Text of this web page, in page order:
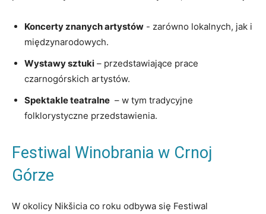
Koncerty znanych artystów -⁣ zarówno lokalnych, jak i
międzynarodowych.
Wystawy sztuki – ⁣przedstawiające​ prace‌
czarnogórskich artystów.
Spektakle teatralne ​ – w ⁤tym tradycyjne
folklorystyczne przedstawienia.
Festiwal Winobrania​ w Crnoj
Górze
W okolicy Nikšicia co roku odbywa‌ się Festiwal